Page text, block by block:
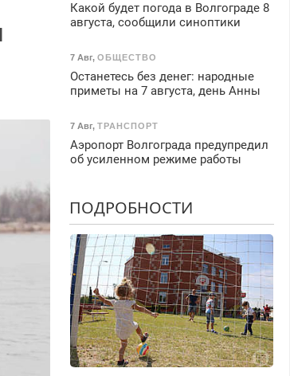
Какой будет погода в Волгограде 8
августа, сообщили синоптики
7 Авг, ОБЩЕСТВО
Останетесь без денег: народные
приметы на 7 августа, день Анны
7 Авг, ТРАНСПОРТ
Аэропорт Волгограда предупредил
об усиленном режиме работы
ПОДРОБНОСТИ